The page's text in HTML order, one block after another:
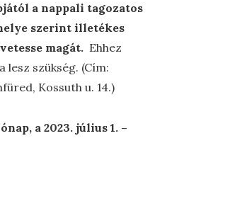
a nappali tagozatos
szerint illetékes
magát. Ehhez
lesz szükség. (Cím:
Kossuth u. 14.)
a 2023. július 1. –